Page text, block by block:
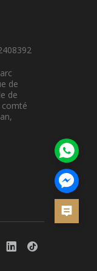
de
de
comté